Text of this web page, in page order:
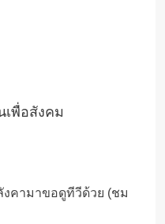
พื่อสังคม
งคามาขอดูทีวีด้วย (ชม